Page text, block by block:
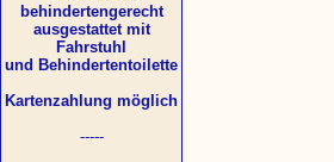
behindertengerecht
ausgestattet mit
Fahrstuhl
und Behindertentoilette
Kartenzahlung möglich
-----